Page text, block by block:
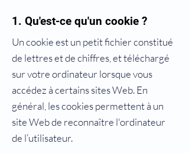
1. Qu'est-ce qu'un cookie ?
Un cookie est un petit fichier constitué
de lettres et de chiffres, et téléchargé
sur votre ordinateur lorsque vous
accédez à certains sites Web. En
général, les cookies permettent à un
site Web de reconnaître l'ordinateur
de l’utilisateur.